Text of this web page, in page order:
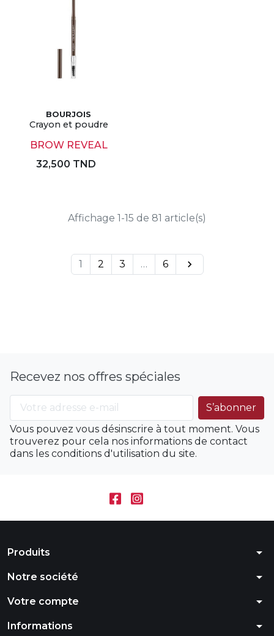
BOURJOIS
Crayon et poudre
BROW REVEAL
32,500 TND
Affichage 1-15 de 81 article(s)
1 2 3 … 6 
Recevez nos offres spéciales
Vous pouvez vous désinscrire à tout moment. Vous
trouverez pour cela nos informations de contact
dans les conditions d'utilisation du site.
Produits arrow_drop_down
Notre société arrow_drop_down
Votre compte arrow_drop_down
Informations arrow_drop_down